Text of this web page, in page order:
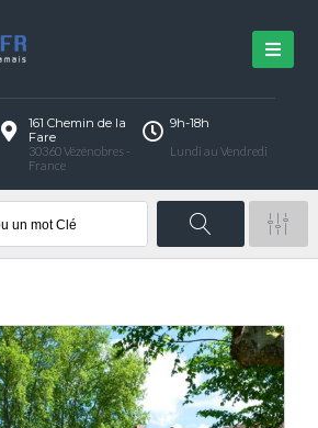
161 Chemin de la
Fare
30360 Vézénobres -
France
9h-18h
Lundi au Vendredi